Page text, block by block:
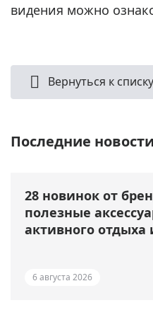
видения можно
Вернуться к списку
Последние новости
28 новинок от
полезные
активного отдыха
6 августа 2026